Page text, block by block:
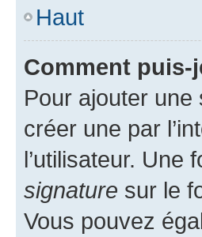
Haut
Comment puis-
Pour ajouter une
créer une par
l’utilisateur.
signature sur le
Vous pouvez